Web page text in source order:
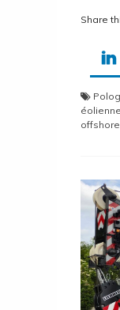
Share
offshore